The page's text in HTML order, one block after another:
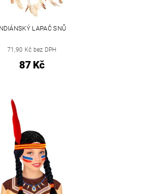
LAPAČ SNŮ
71,90 Kč bez DPH
87 Kč